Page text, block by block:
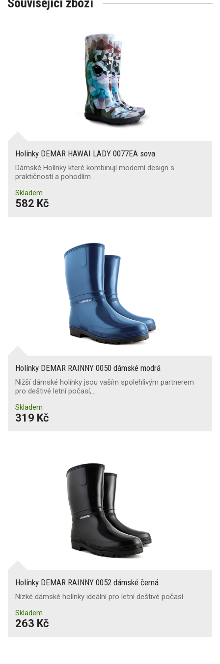
Související zboží
Holínky DEMAR HAWAI LADY 0077EA sova
Dámské Holínky které kombinují moderní design s
praktičností a pohodlím
Skladem
582 Kč
Holínky DEMAR RAINNY 0050 dámské modrá
Nižší dámské holínky jsou vaším spolehlivým partnerem
pro deštivé letní počasí,…
Skladem
319 Kč
Holínky DEMAR RAINNY 0052 dámské černá
Nízké dámské holínky ideální pro letní deštivé počasí
Skladem
263 Kč